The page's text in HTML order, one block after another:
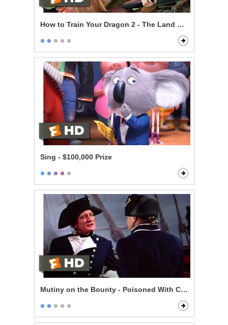
How to Train Your Dragon 2 - The Land Of Dragons
Sing - $100,000 Prize
Mutiny on the Bounty - Poisoned With Contempt